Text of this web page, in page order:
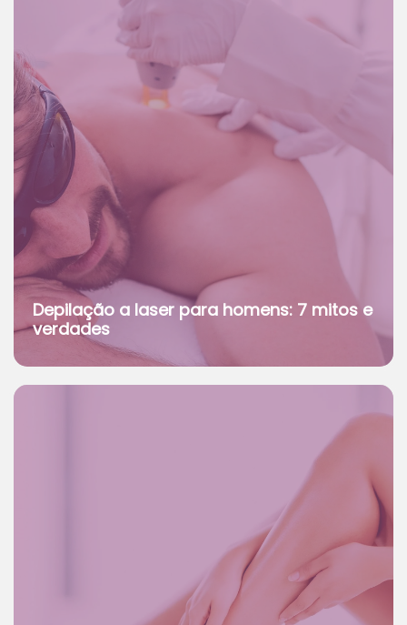
Depilação a laser para homens: 7 mitos e
verdades